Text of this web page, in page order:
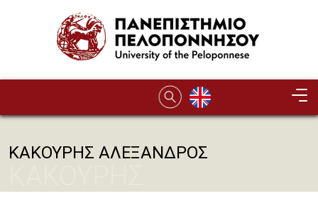
ΚΑΚΟΥΡΗΣ ΑΛΕΞΑΝΔΡΟΣ